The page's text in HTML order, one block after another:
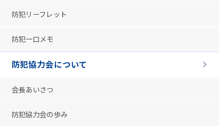
防犯リーフレット
防犯一口メモ
防犯協力会について
会長あいさつ
防犯協力会の歩み